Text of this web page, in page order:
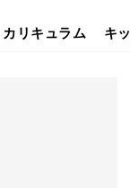
カリキュラム キ